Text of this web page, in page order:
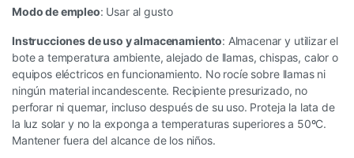
Modo de empleo: Usar al gusto
Instrucciones de uso y almacenamiento: Almacenar y utilizar el
bote a temperatura ambiente, alejado de llamas, chispas, calor o
equipos eléctricos en funcionamiento. No rocíe sobre llamas ni
ningún material incandescente. Recipiente presurizado, no
perforar ni quemar, incluso después de su uso. Proteja la lata de
la luz solar y no la exponga a temperaturas superiores a 50ºC.
Mantener fuera del alcance de los niños.